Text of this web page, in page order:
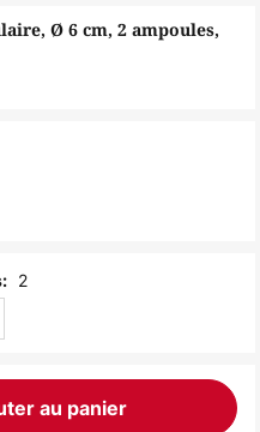
Ø 6 cm, 2 ampoules,
2
au panier